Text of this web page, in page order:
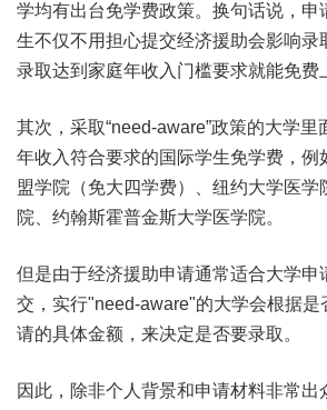
学均有出台免学费政策。换句话说，申
生不仅不用担心提交经济援助会影响录
录取达到家庭年收入门槛要求就能免费
其次，采取“need-aware”政策的大学里
年收入符合要求的国际学生免学费，例
盟学院（免大四学费）、纽约大学医学
院、约翰斯霍普金斯大学医学院。
但是由于经济援助申请通常适合大学申
交，实行"need-aware"的大学会根据是
请的具体金额，来决定是否要录取。
因此，除非个人背景和申请材料非常出